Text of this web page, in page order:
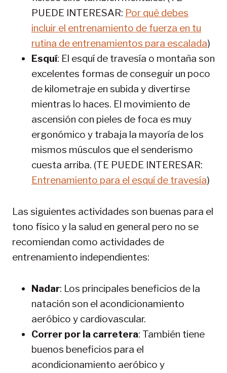
PUEDE INTERESAR: Por qué debes
incluir el entrenamiento de fuerza en tu
rutina de entrenamientos para escalada)
Esquí: El esquí de travesía o montaña son
excelentes formas de conseguir un poco
de kilometraje en subida y divertirse
mientras lo haces. El movimiento de
ascensión con pieles de foca es muy
ergonómico y trabaja la mayoría de los
mismos músculos que el senderismo
cuesta arriba. (TE PUEDE INTERESAR:
Entrenamiento para el esquí de travesía)
Las siguientes actividades son buenas para el
tono físico y la salud en general pero no se
recomiendan como actividades de
entrenamiento independientes:
Nadar: Los principales beneficios de la
natación son el acondicionamiento
aeróbico y cardiovascular.
Correr por la carretera: También tiene
buenos beneficios para el
acondicionamiento aeróbico y